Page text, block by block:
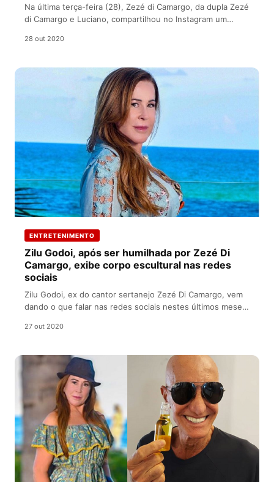
Na última terça-feira (28), Zezé di Camargo, da dupla Zezé
di Camargo e Luciano, compartilhou no Instagram um
28 out 2020
ENTRETENIMENTO
Zilu Godoi, após ser humilhada por Zezé Di
Camargo, exibe corpo escultural nas redes
sociais
Zilu Godoi, ex do cantor sertanejo Zezé Di Camargo, vem
dando o que falar nas redes sociais nestes últimos meses.
27 out 2020